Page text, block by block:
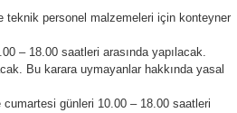
teknik personel malzemeleri için konteyner
– 18.00 saatleri arasında yapılacak.
Bu karara uymayanlar hakkında yasal
günleri 10.00 – 18.00 saatleri